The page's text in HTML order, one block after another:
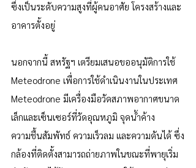
ซึ่งเป็นระดับความสูงที่ผู้คนอาศัย โครงสร้างและ
อาคารตั้งอยู่
นอกจากนี้ สหรัฐฯ เตรียมเสนอขออนุมัติการใช้
Meteodrone เพื่อการใช้ดำเนินงานในประเทศ
Meteodrone มีเครื่องมือวัดสภาพอากาศขนาด
เล็กและเซ็นเซอร์ที่วัดอุณหภูมิ จุดน้ำค้าง
ความชื้นสัมพัทธ์ ความเร็วลม และความดันได้ ซึ่ง
กล้องที่ติดตั้งสามารถถ่ายภาพในขณะที่พายุเริ่ม